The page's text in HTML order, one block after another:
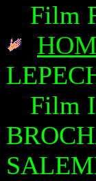
Film
Film